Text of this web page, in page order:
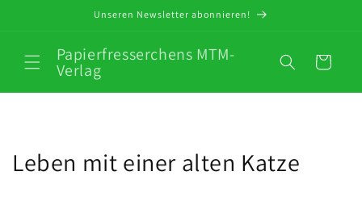
Unseren Newsletter abonnieren!
Papierfresserchens MTM-
Verlag Warenkorb
Leben mit einer alten Katze